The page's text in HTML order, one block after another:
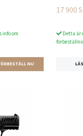
info om
17 900
Detta är